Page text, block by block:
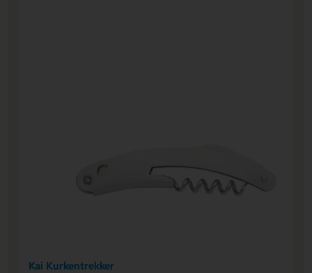
Kai Kurkentrekker